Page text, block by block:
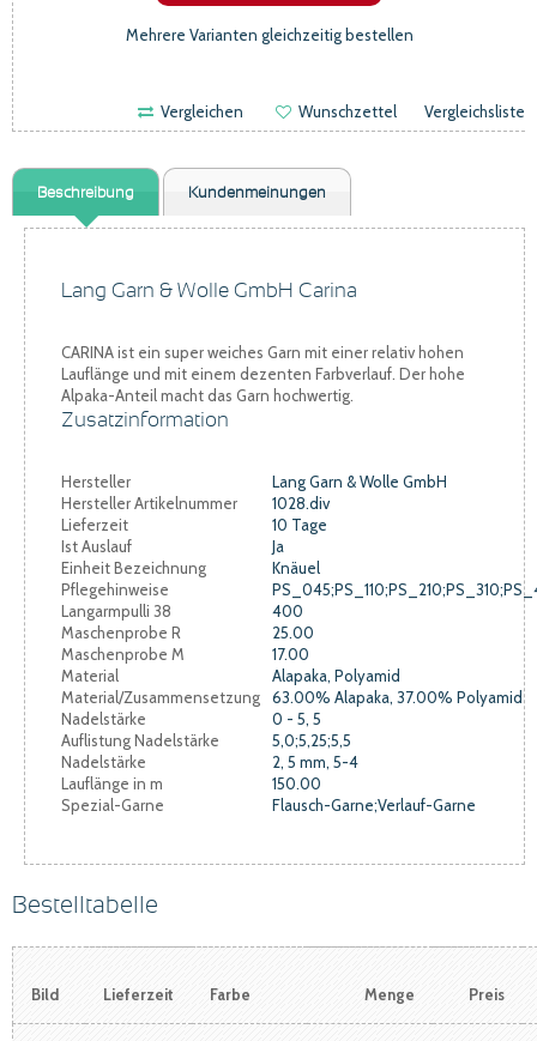
Mehrere Varianten gleichzeitig bestellen
Vergleichen Wunschzettel Vergleichsliste
Beschreibung Kundenmeinungen
Lang Garn & Wolle GmbH Carina
CARINA ist ein super weiches Garn mit einer relativ hohen
Lauflänge und mit einem dezenten Farbverlauf. Der hohe
Alpaka-Anteil macht das Garn hochwertig.
Zusatzinformation
Hersteller
Lang Garn & Wolle GmbH
Hersteller Artikelnummer
1028.div
Lieferzeit
10 Tage
Ist Auslauf
Ja
Einheit Bezeichnung
Knäuel
Pflegehinweise
Langarmpulli 38
400
Maschenprobe R
25.00
Maschenprobe M
17.00
Material
Alapaka, Polyamid
Material/Zusammensetzung
63.00% Alapaka, 37.00% Polyamid
Nadelstärke
0 - 5, 5
Auflistung Nadelstärke
5,0;5,25;5,5
Nadelstärke
2, 5 mm, 5-4
Lauflänge in m
150.00
Spezial-Garne
Flausch-Garne;Verlauf-Garne
Bestelltabelle
Bild Lieferzeit Farbe Menge Preis